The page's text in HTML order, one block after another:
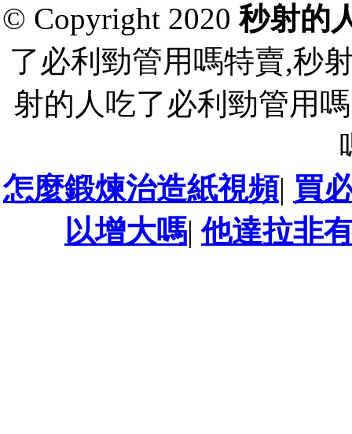
© Copyright 2020秒射的
了必利勁管用嗎特賣,秒
射的人吃了必利勁管用
怎麼鍛煉治造紙視頻| 買
以增大嗎|他達拉非